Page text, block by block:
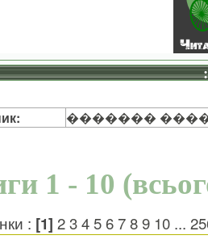
�������
1 - 10
: [1] 23456789 10 ...